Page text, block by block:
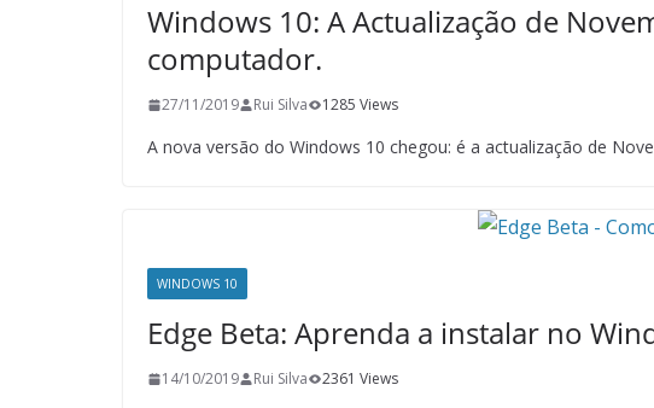
Windows 10: A Actualização de
computador.
27/11/2019 Rui Silva 1285 Views
A nova versão do Windows 10 chegou: é a actualização de
WINDOWS 10
Edge Beta: Aprenda a instalar no
14/10/2019 Rui Silva 2361 Views